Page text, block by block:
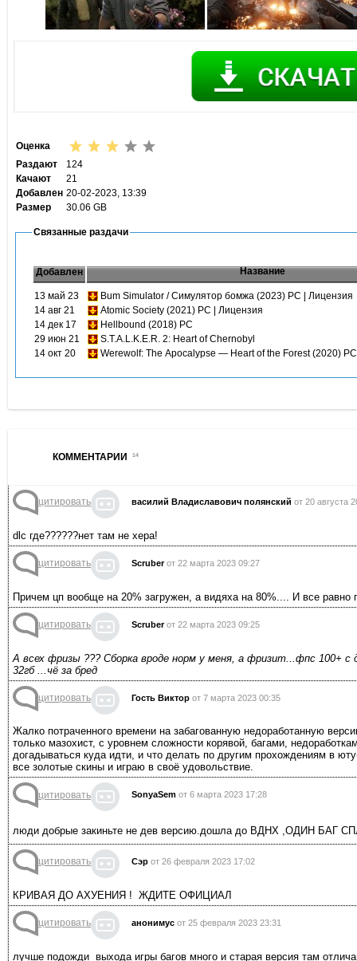
Оценка
Раздают
124
Качают
21
Добавлен 20-02-2023, 13:39
Размер
30.06 GB
Связанные раздачи
Добавлен Название
13 май 23
Bum Simulator / Симулятор бомжа (2023) PC | Лицензия
14 авг 21
Atomic Society (2021) PC | Лицензия
14 дек 17
Hellbound (2018) PC
29 июн 21
S.T.A.L.K.E.R. 2: Heart of Chernobyl
14 окт 20
Werewolf: The Apocalypse — Heart of the Forest (2020)
КОММЕНТАРИИ 14
цитировать василий Владиславович полянский от 20 августа
dlc где??????нет там не хера!
цитировать Scruber от 22 марта 2023 09:27
Причем цп вообще на 20% загружен, а видяха на 80%.... И все равно
цитировать Scruber от 22 марта 2023 09:25
А всех фризы ??? Сборка вроде норм у меня, а фризит...фпс 100+ с
32гб ...чё за бред
цитировать Гость Виктор от 7 марта 2023 00:35
Жалко потраченного времени на забагованную недоработанную
только мазохист, с уровнем сложности корявой, багами,
догадываться куда идти, и что делать по другим прохождениям в
все золотые скины и играю в своё удовольствие.
цитировать SonyaSem от 6 марта 2023 17:28
люди добрые закиньте не дев версию.дошла до ВДНХ ,ОДИН БАГ
цитировать Сэр от 26 февраля 2023 17:02
КРИВАЯ ДО АХУЕНИЯ ! ЖДИТЕ ОФИЦИАЛ
цитировать анонимус от 25 февраля 2023 23:31
лучше подожди выхода игры багов много и старая версия там